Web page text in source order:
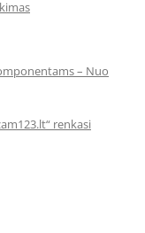
– Nuo
renkasi